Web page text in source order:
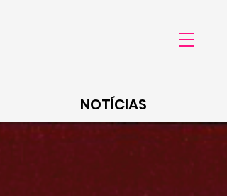
NOTÍCIAS